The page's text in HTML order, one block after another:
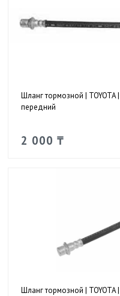
Шланг тормозной | TOYOTA
передний
2 000 ₸
Шланг тормозной | TOYOTA